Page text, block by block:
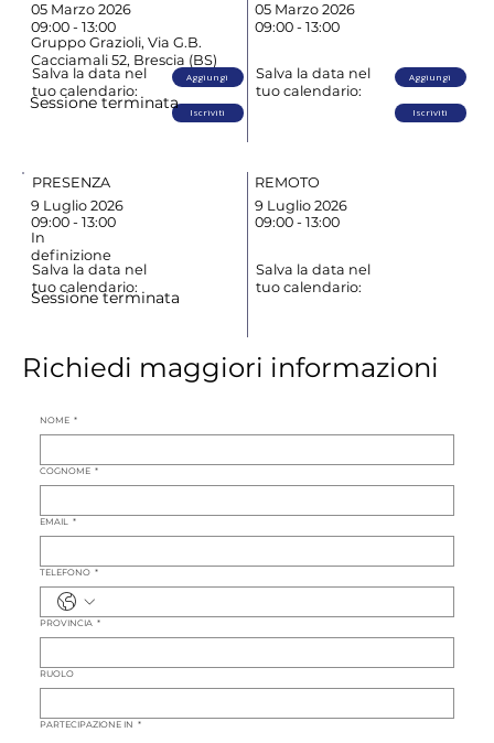
05 Marzo 2026
09:00 - 13:00
Gruppo Grazioli, Via G.B.
Cacciamali 52, Brescia (BS)
Salva la data nel
tuo calendario:
Aggiungi
Iscriviti
05 Marzo 2026
09:00 - 13:00
Salva la data nel
tuo calendario:
Aggiungi
Iscriviti
Sessione terminata
PRESENZA
9 Luglio 2026
09:00 - 13:00
In
definizione
Salva la data nel
tuo calendario:
REMOTO
9 Luglio 2026
09:00 - 13:00
Salva la data nel
tuo calendario:
Sessione terminata
Richiedi maggiori informazioni
NOME *
COGNOME *
EMAIL *
TELEFONO *
PROVINCIA *
RUOLO
PARTECIPAZIONE IN *